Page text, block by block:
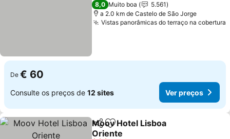
8,0 Muito boa
5.561
a 2.0 km de Castelo de São Jorge
Vistas panorâmicas do terraço na cobertura
De € 60
Consulte os preços de 12 sites Ver preços
PartilharAdicionar aos favoritos
Moov Hotel Lisboa
Oriente